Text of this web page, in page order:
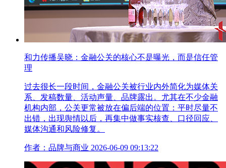
和力传播吴晓：金融公关的核心不是曝光，而是信任管
理
过去很长一段时间，金融公关被行业内外简化为媒体关
系、发稿数量、活动声量、品牌露出。尤其在不少金融
机构内部，公关更常被放在偏后端的位置：平时尽量不
出错，出现舆情以后，再集中做事实核查、口径回应、
媒体沟通和风险修复。
作者：品牌与商业 2026-06-09 09:13:22